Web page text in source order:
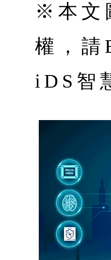
※本文
權，
iDS智